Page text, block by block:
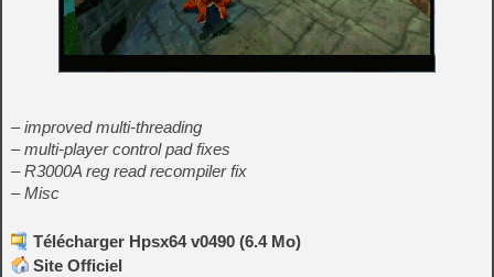
– improved multi-threading
– multi-player control pad fixes
– R3000A reg read recompiler fix
– Misc
Télécharger Hpsx64 v0490 (6.4 Mo)
Site Officiel